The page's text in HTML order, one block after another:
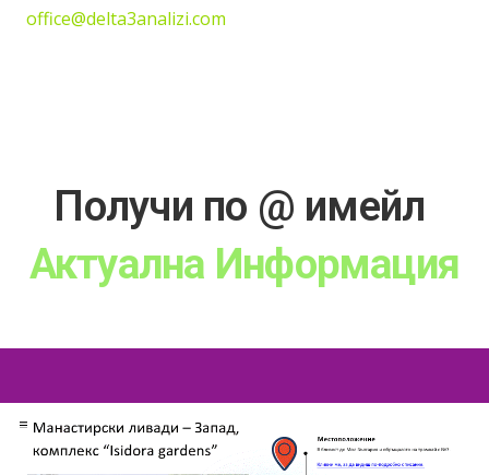
office@delta3analizi.com
Получи по @ имейл
Голямата Картина
Актуална